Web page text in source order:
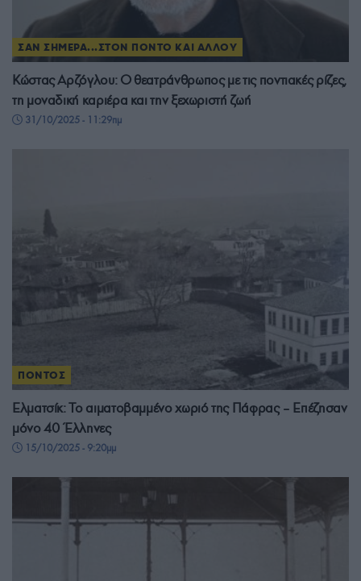
ΣΑΝ ΣΗΜΕΡΑ...ΣΤΟΝ ΠΟΝΤΟ ΚΑΙ ΑΛΛΟΥ
Κώστας Αρζόγλου: Ο θεατράνθρωπος με τις ποντιακές ρίζες,
τη μοναδική καριέρα και την ξεχωριστή ζωή
31/10/2025 - 11:29πμ
ΠΟΝΤΟΣ
Ελματσίκ: Το αιματοβαμμένο χωριό της Πάφρας – Επέζησαν
μόνο 40 Έλληνες
15/10/2025 - 9:20μμ